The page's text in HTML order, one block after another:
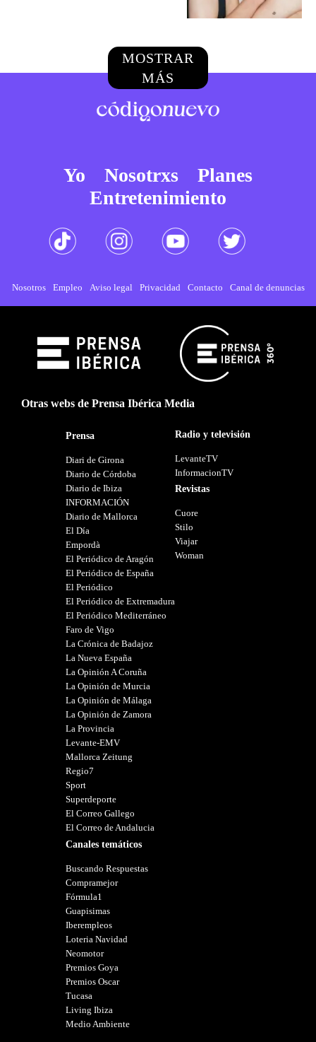
MOSTRAR
MÁS
Yo Nosotrxs
Planes
Entretenimiento
Nosotros Empleo Aviso legal Privacidad Contacto Canal de denuncias
Otras webs de Prensa Ibérica Media
Prensa
Diari de Girona
Diario de Córdoba
Diario de Ibiza
INFORMACIÓN
Diario de Mallorca
El Día
Empordà
El Periódico de Aragón
El Periódico de España
El Periódico
El Periódico de Extremadura
El Periódico Mediterráneo
Faro de Vigo
La Crónica de Badajoz
La Nueva España
La Opinión A Coruña
La Opinión de Murcia
La Opinión de Málaga
La Opinión de Zamora
La Provincia
Levante-EMV
Mallorca Zeitung
Regio7
Sport
Superdeporte
El Correo Gallego
El Correo de Andalucia
Canales temáticos
Buscando Respuestas
Compramejor
Fórmula1
Guapisimas
Iberempleos
Loteria Navidad
Neomotor
Premios Goya
Premios Oscar
Tucasa
Living Ibiza
Medio Ambiente
Radio y televisión
LevanteTV
InformacionTV
Revistas
Cuore
Stilo
Viajar
Woman